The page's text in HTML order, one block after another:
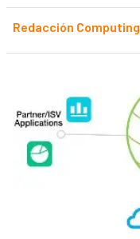
Redacción Computing